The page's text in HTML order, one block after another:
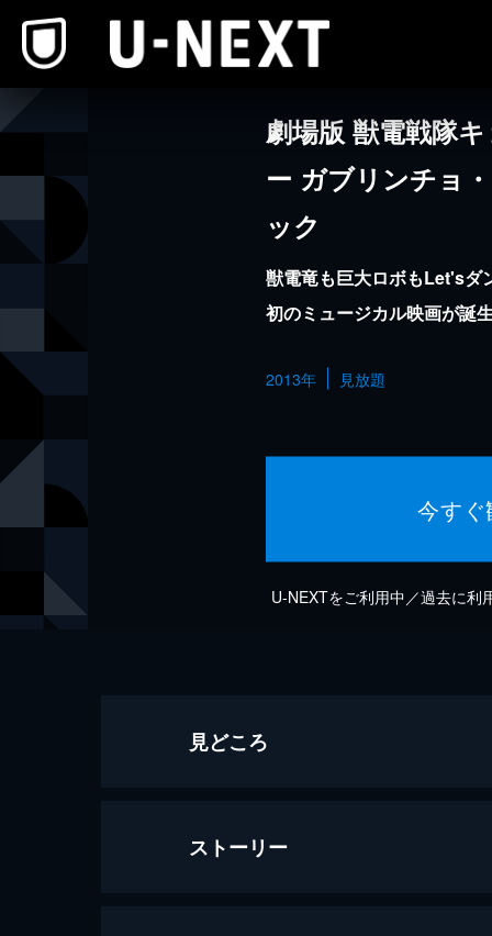
劇場版 獣電戦隊
ー ガブリンチョ
ック
獣電竜も巨大ロボもLet'sダ
初のミュージカル映画が誕
2013年 見放題
今す
U-NEXTをご利用中／過去に利
見どころ
ストーリー